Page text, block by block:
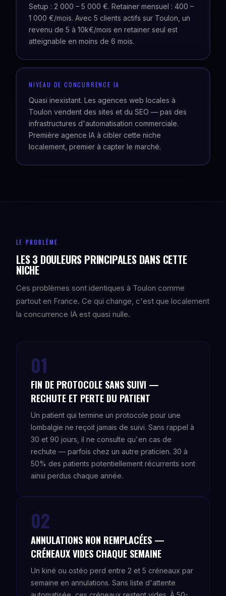
Setup : 2 000 – 5 000 €. Retainer mensuel : 400 –
1 000 €/mois. Avec 5 clients actifs sur Toulon, un
revenu de 5 à 10k€/mois en retainer seul est
atteignable en moins de 6 mois.
NIVEAU DE CONCURRENCE IA
Quasi inexistant. Les agences web locales à
Toulon vendent des sites et du SEO — pas des
infrastructures d'automatisation commerciale.
Première agence IA à cibler cette niche
localement, premier à capter le marché.
LE PROBLÈME
LES 3 DOULEURS PRINCIPALES DANS CETTE
NICHE
Ces problèmes sont identiques à Toulon comme
partout en France. Ce qui change, c'est que localement
la concurrence IA est quasi nulle.
01
FIN DE PROTOCOLE SANS SUIVI —
RECHUTE ET PERTE DU PATIENT
Un patient qui termine un protocole pour une
lombalgie ne reçoit jamais de suivi. Sans rappel à
30 et 90 jours, il ne consulte qu'en cas de
rechute — parfois chez un autre praticien. 30 à
50% des patients potentiellement récurrents sont
ainsi perdus chaque année.
02
ANNULATIONS NON REMPLACÉES —
CRÉNEAUX VIDES CHAQUE SEMAINE
Un kiné ou ostéo perd entre 2 et 5 créneaux par
semaine en annulations. Sans liste d'attente